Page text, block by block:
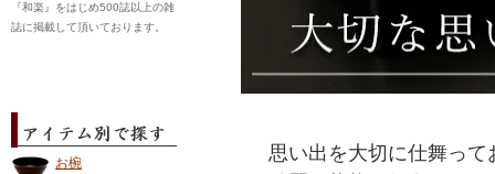
『和楽』をはじめ500誌以上の雑
誌に掲載して頂いております。
お椀
思い出を大切に仕舞っ